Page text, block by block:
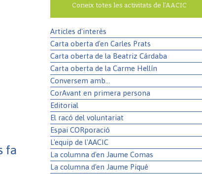
fa
Coneix totes les activitats de l’AACIC
Articles d'interès
Carta oberta d'en Carles Prats
Carta oberta de la Beatriz Cárdaba
Carta oberta de la Carme Hellín
Conversem amb...
CorAvant en primera persona
Editorial
El racó del voluntariat
Espai CORporació
L'equip de l'AACIC
La columna d'en Jaume Comas
La columna d'en Jaume Piqué